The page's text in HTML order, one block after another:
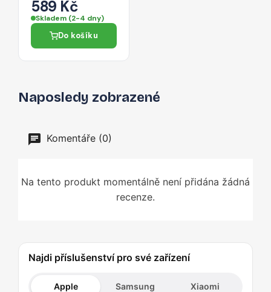
589 Kč
Skladem (2-4 dny)
Do košíku
Naposledy zobrazené
Komentáře (0)
Na tento produkt momentálně není přidána žádná
recenze.
Najdi příslušenství pro své zařízení
Apple Samsung Xiaomi